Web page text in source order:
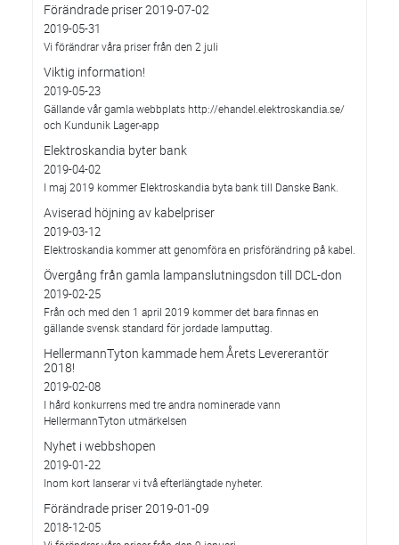
Förändrade priser 2019-07-02
2019-05-31
Vi förändrar våra priser från den 2 juli
Viktig information!
2019-05-23
Gällande vår gamla webbplats http://ehandel.elektroskandia.se/
och Kundunik Lager-app
Elektroskandia byter bank
2019-04-02
I maj 2019 kommer Elektroskandia byta bank till Danske Bank.
Aviserad höjning av kabelpriser
2019-03-12
Elektroskandia kommer att genomföra en prisförändring på kabel.
Övergång från gamla lampanslutningsdon till DCL-don
2019-02-25
Från och med den 1 april 2019 kommer det bara finnas en
gällande svensk standard för jordade lamputtag.
HellermannTyton kammade hem Årets Levererantör
2018!
2019-02-08
I hård konkurrens med tre andra nominerade vann
HellermannTyton utmärkelsen
Nyhet i webbshopen
2019-01-22
Inom kort lanserar vi två efterlängtade nyheter.
Förändrade priser 2019-01-09
2018-12-05